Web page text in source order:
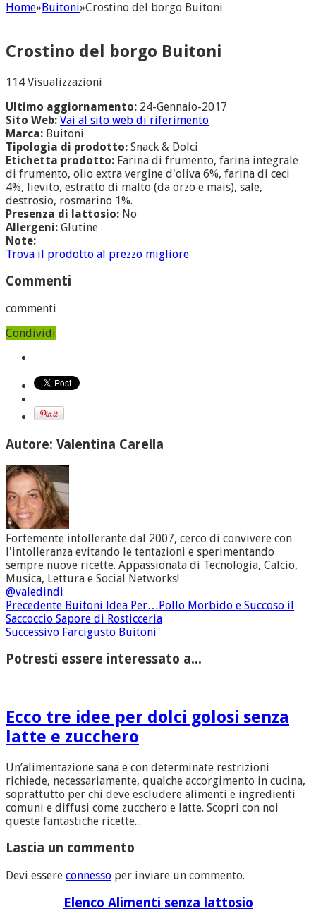
Home»Buitoni»Crostino del borgo Buitoni
Crostino del borgo Buitoni
114 Visualizzazioni
Ultimo aggiornamento: 24-Gennaio-2017
Sito Web: Vai al sito web di riferimento
Marca: Buitoni
Tipologia di prodotto: Snack & Dolci
Etichetta prodotto: Farina di frumento, farina integrale
di frumento, olio extra vergine d'oliva 6%, farina di ceci
4%, lievito, estratto di malto (da orzo e mais), sale,
destrosio, rosmarino 1%.
Presenza di lattosio: No
Allergeni: Glutine
Note:
Trova il prodotto al prezzo migliore
Commenti
commenti
Condividi
Autore: Valentina Carella
Fortemente intollerante dal 2007, cerco di convivere con
l'intolleranza evitando le tentazioni e sperimentando
sempre nuove ricette. Appassionata di Tecnologia, Calcio,
Musica, Lettura e Social Networks!
@valedindi
Precedente Buitoni Idea Per…Pollo Morbido e Succoso il
Saccoccio Sapore di Rosticceria
Successivo Farcigusto Buitoni
Potresti essere interessato a...
Ecco tre idee per dolci golosi senza
latte e zucchero
Un’alimentazione sana e con determinate restrizioni
richiede, necessariamente, qualche accorgimento in cucina,
soprattutto per chi deve escludere alimenti e ingredienti
comuni e diffusi come zucchero e latte. Scopri con noi
queste fantastiche ricette...
Lascia un commento
Devi essere connesso per inviare un commento.
Elenco Alimenti senza lattosio